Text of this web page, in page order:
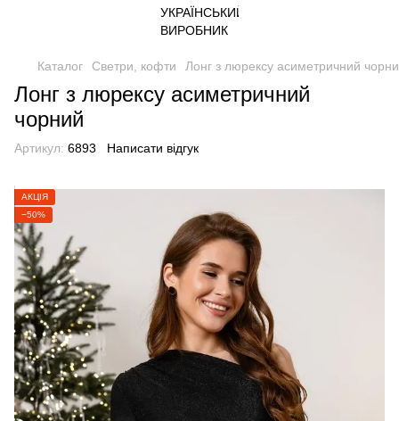
Каталог Светри, кофти Лонг з люрексу асиметричний
Лонг з люрексу асиметричний
чорний
Артикул: 6893 Написати відгук
АКЦІЯ
−50%